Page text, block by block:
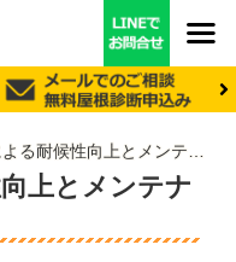
候性向上とメンテナンス周期の見直し
上とメンテナ